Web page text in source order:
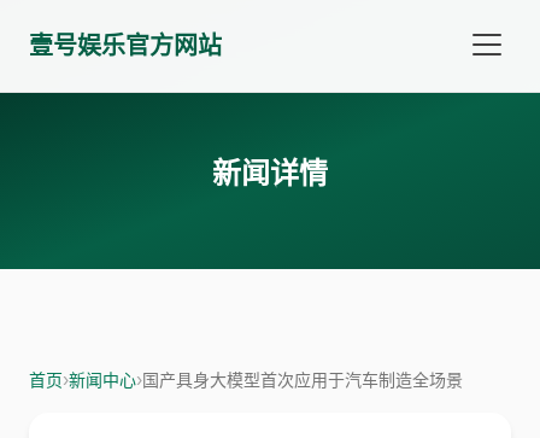
壹号娱乐官方网站
新闻详情
首页›新闻中心›国产具身大模型首次应用于汽车制造全场景